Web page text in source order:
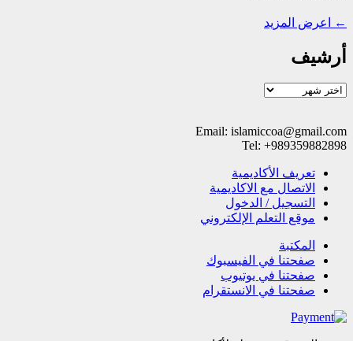
← اعرض المزيد
أرشيف
أرشيف
Email: islamiccoa@gmail.com
Tel: +989359882898
تعریف الأکادیمیة
الاتصال مع الاکادیمیة
التسجیل / الدخول
موقع التعلم الإلکتروني
المکتبة
صفحتنا في الفيسبوك
صفحتنا في یوتیوب
صفحتنا في الانستقرام